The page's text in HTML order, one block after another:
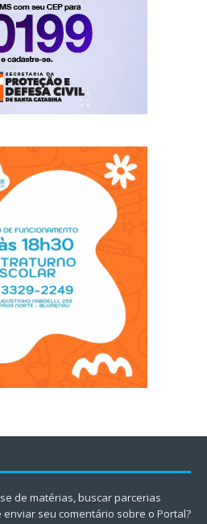
de matérias, buscar parcerias
seu comentário sobre o Portal?